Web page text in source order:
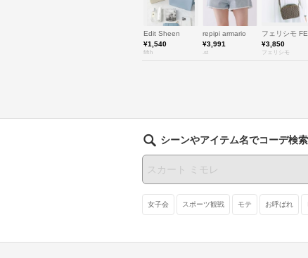
Edit Sheen
¥1,540
fifth
repipi armario
¥3,991
.st
フェリシモ
¥3,850
フェリシモ
シーンやアイテム名でコーデ検
女子会 スポーツ観戦 モテ お呼ばれ